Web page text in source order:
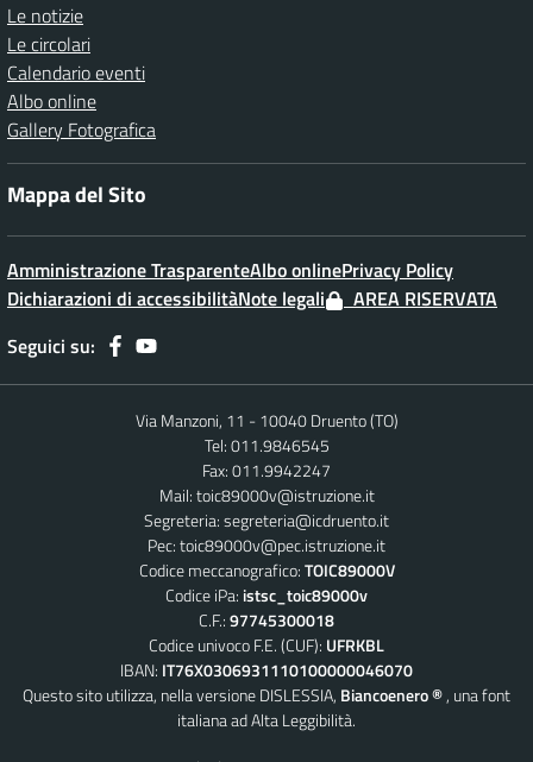
Le notizie
Le circolari
Calendario eventi
Albo online
Gallery Fotografica
Mappa del Sito
Amministrazione TrasparenteAlbo onlinePrivacy Policy
Dichiarazioni di accessibilitàNote legali
AREA RISERVATA
Seguici su:
Via Manzoni, 11 - 10040 Druento (TO)
Tel: 011.9846545
Fax: 011.9942247
Mail:toic89000v@istruzione.it
Segreteria:segreteria@icdruento.it
Pec:toic89000v@pec.istruzione.it
Codice meccanografico:TOIC89000V
Codice iPa: istsc_toic89000v
C.F.:97745300018
Codice univoco F.E. (CUF): UFRKBL
IBAN: IT76X0306931110100000046070
Questo sito utilizza, nella versione DISLESSIA, Biancoenero ®, una font
italiana ad Alta Leggibilità.